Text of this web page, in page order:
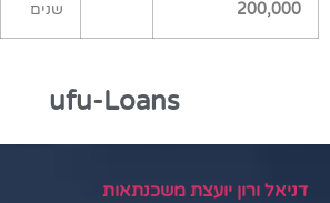
200,000
שנים
ufu-Loans
דניאל ורון יועצת משכנתאות